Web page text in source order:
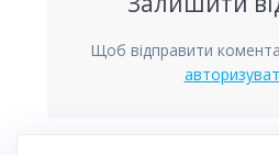
Щоб відправити